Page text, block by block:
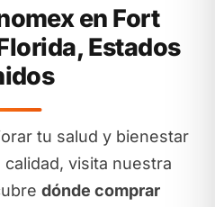
en Fort
Estados
tu salud y bienestar
visita nuestra
dónde comprar